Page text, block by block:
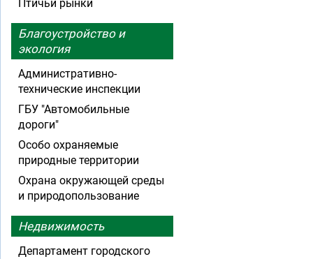
Птичьи рынки
Благоустройство и
экология
Административно-
технические инспекции
ГБУ "Автомобильные
дороги"
Особо охраняемые
природные территории
Охрана окружающей среды
и природопользование
Недвижимость
Департамент городского